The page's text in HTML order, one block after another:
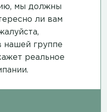
мы должны
ли вам
нашей группе
реальное